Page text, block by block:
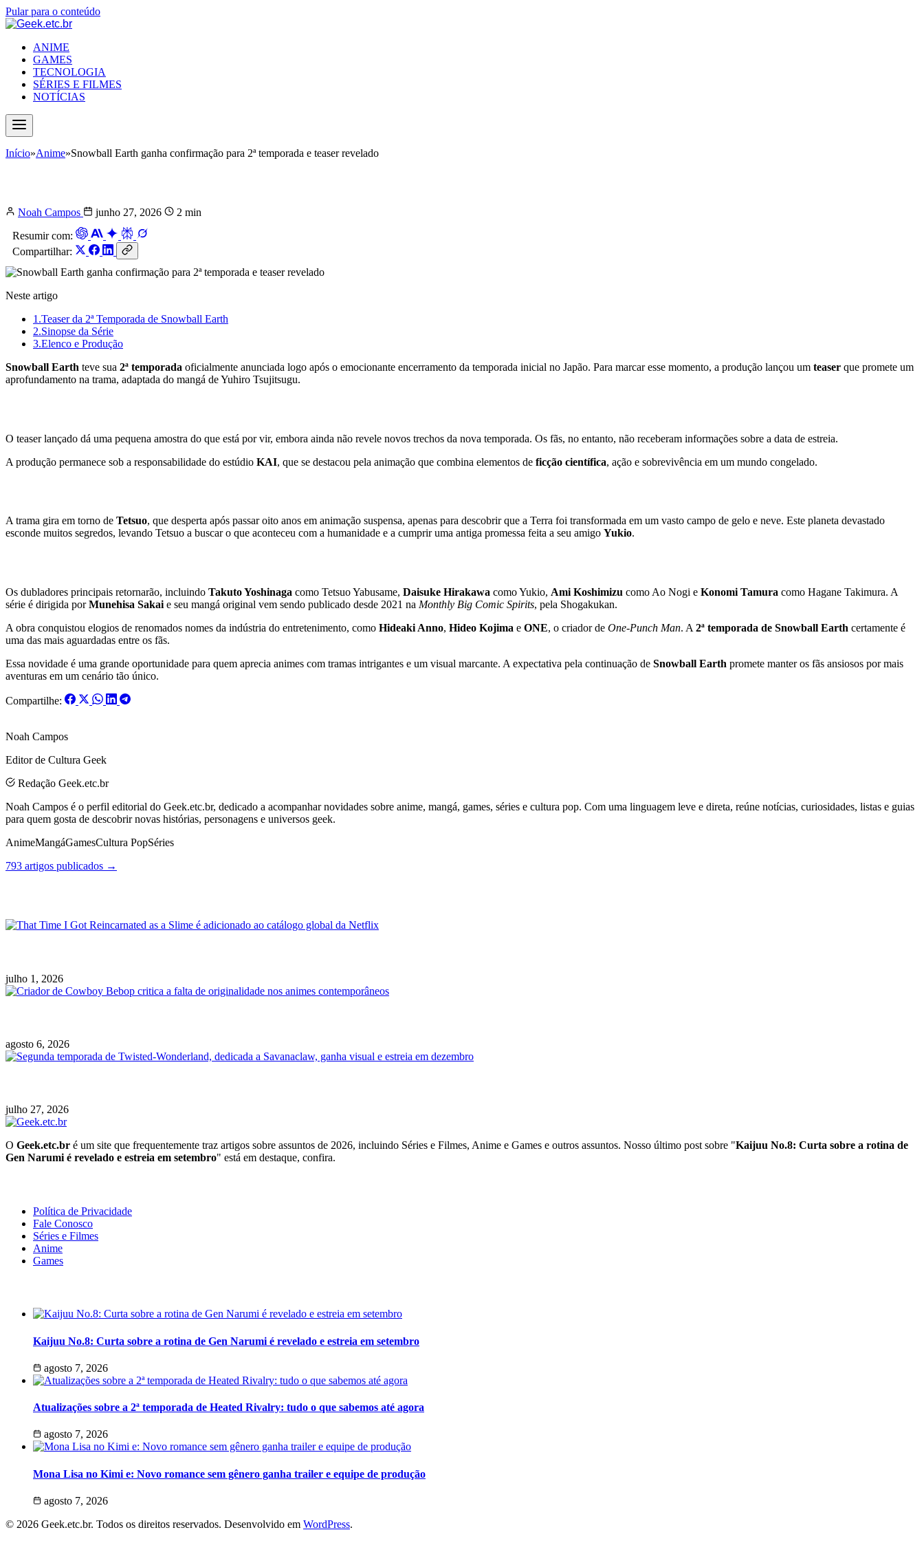
Pular para o conteúdo
ANIME
GAMES
TECNOLOGIA
SÉRIES E FILMES
NOTÍCIAS
Início»Anime»Snowball Earth ganha confirmação para 2ª temporada e teaser revelado
Noah Campos junho 27, 2026
2 min
Resumir com:
Compartilhar:
Neste artigo
1.Teaser da 2ª Temporada de Snowball Earth
2.Sinopse da Série
3.Elenco e Produção
Snowball Earth teve sua 2ª temporada oficialmente anunciada logo após o emocionante encerramento da temporada inicial no Japão. Para marcar esse momento, a produção lançou um teaser que promete um
aprofundamento na trama, adaptada do mangá de Yuhiro Tsujitsugu.
O teaser lançado dá uma pequena amostra do que está por vir, embora ainda não revele novos trechos da nova temporada. Os fãs, no entanto, não receberam informações sobre a data de estreia.
A produção permanece sob a responsabilidade do estúdio KAI, que se destacou pela animação que combina elementos de ficção científica, ação e sobrevivência em um mundo congelado.
A trama gira em torno de Tetsuo, que desperta após passar oito anos em animação suspensa, apenas para descobrir que a Terra foi transformada em um vasto campo de gelo e neve. Este planeta devastado
esconde muitos segredos, levando Tetsuo a buscar o que aconteceu com a humanidade e a cumprir uma antiga promessa feita a seu amigo Yukio.
Os dubladores principais retornarão, incluindo Takuto Yoshinaga como Tetsuo Yabusame, Daisuke Hirakawa como Yukio, Ami Koshimizu como Ao Nogi e Konomi Tamura como Hagane Takimura. A
série é dirigida porMunehisa Sakai e seu mangá original vem sendo publicado desde 2021 na Monthly Big Comic Spirits, pela Shogakukan.
A obra conquistou elogios de renomados nomes da indústria do entretenimento, como Hideaki Anno, Hideo Kojima e ONE, o criador de One-Punch Man. A 2ª temporada de Snowball Earth certamente é
uma das mais aguardadas entre os fãs.
Essa novidade é uma grande oportunidade para quem aprecia animes com tramas intrigantes e um visual marcante. A expectativa pela continuação de Snowball Earth promete manter os fãs ansiosos por mais
aventuras em um cenário tão único.
Compartilhe:
Noah Campos
Editor de Cultura Geek
Redação Geek.etc.br
Noah Campos é o perfil editorial do Geek.etc.br, dedicado a acompanhar novidades sobre anime, mangá, games, séries e cultura pop. Com uma linguagem leve e direta, reúne notícias, curiosidades, listas e guias
para quem gosta de descobrir novas histórias, personagens e universos geek.
AnimeMangáGamesCultura PopSéries
793 artigos publicados →
julho 1, 2026
agosto 6, 2026
julho 27, 2026
O Geek.etc.br é um site que frequentemente traz artigos sobre assuntos de 2026, incluindo Séries e Filmes, Anime e Games e outros assuntos. Nosso último post sobre "Kaijuu No.8: Curta sobre a rotina de
Gen Narumi é revelado e estreia em setembro" está em destaque, confira.
Política de Privacidade
Fale Conosco
Séries e Filmes
Anime
Games
Kaijuu No.8: Curta sobre a rotina de Gen Narumi é revelado e estreia em setembro
agosto 7, 2026
Atualizações sobre a 2ª temporada de Heated Rivalry: tudo o que sabemos até agora
agosto 7, 2026
Mona Lisa no Kimi e: Novo romance sem gênero ganha trailer e equipe de produção
agosto 7, 2026
© 2026 Geek.etc.br. Todos os direitos reservados. Desenvolvido em WordPress.